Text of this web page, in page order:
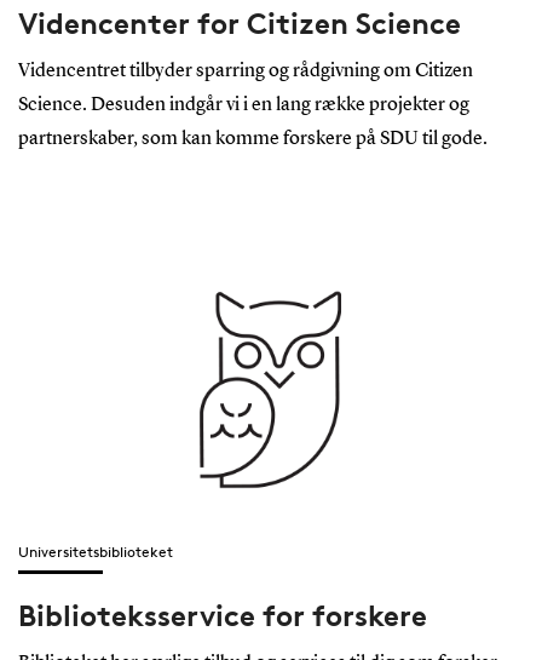
Videncenter for Citizen Science
Videncentret tilbyder sparring og rådgivning om Citizen
Science. Desuden indgår vi i en lang række projekter og
partnerskaber, som kan komme forskere på SDU til gode.
Universitetsbiblioteket
Biblioteksservice for forskere